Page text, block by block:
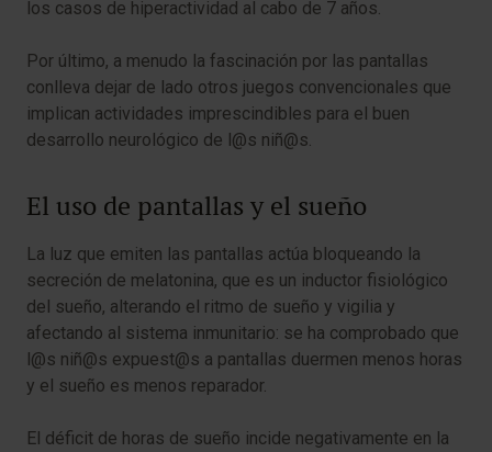
los casos de hiperactividad al cabo de 7 años.
Por último, a menudo la fascinación por las pantallas
conlleva dejar de lado otros juegos convencionales que
implican actividades imprescindibles para el buen
desarrollo neurológico de l@s niñ@s.
El uso de pantallas y el sueño
La luz que emiten las pantallas actúa bloqueando la
secreción de melatonina, que es un inductor fisiológico
del sueño, alterando el ritmo de sueño y vigilia y
afectando al sistema inmunitario: se ha comprobado que
l@s niñ@s expuest@s a pantallas duermen menos horas
y el sueño es menos reparador.
El déficit de horas de sueño incide negativamente en la